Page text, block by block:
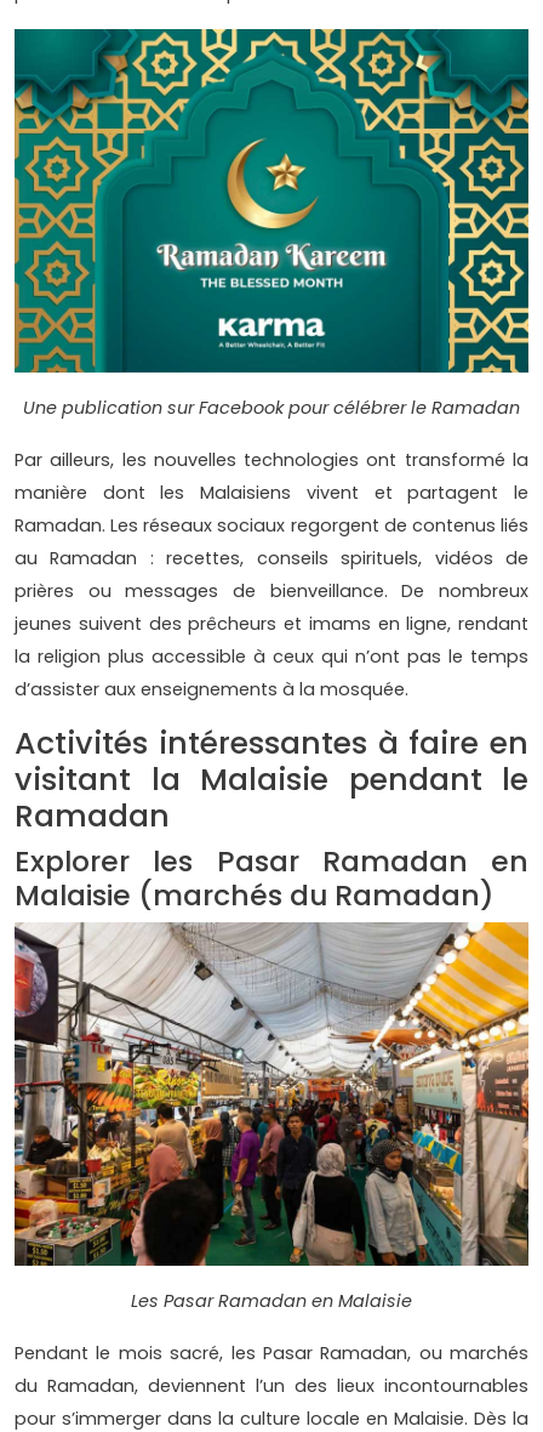
Une publication sur Facebook pour célébrer le Ramadan
Par ailleurs, les nouvelles technologies ont transformé la
manière dont les Malaisiens vivent et partagent le
Ramadan. Les réseaux sociaux regorgent de contenus liés
au Ramadan : recettes, conseils spirituels, vidéos de
prières ou messages de bienveillance. De nombreux
jeunes suivent des prêcheurs et imams en ligne, rendant
la religion plus accessible à ceux qui n’ont pas le temps
d’assister aux enseignements à la mosquée.
Activités intéressantes à faire en
visitant la Malaisie pendant le
Ramadan
Explorer les Pasar Ramadan en
Malaisie (marchés du Ramadan)
Les Pasar Ramadan en Malaisie
Pendant le mois sacré, les Pasar Ramadan, ou marchés
du Ramadan, deviennent l’un des lieux incontournables
pour s’immerger dans la culture locale en Malaisie. Dès la